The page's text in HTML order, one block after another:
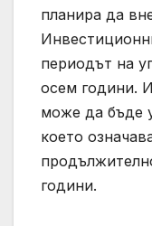
планира да
периодът на
осем години.
може да бъде
което
години.